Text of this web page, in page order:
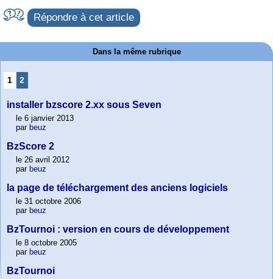
Répondre à cet article
Dans la même rubrique
1 2
installer bzscore 2.xx sous Seven
le 6 janvier 2013
par beuz
BzScore 2
le 26 avril 2012
par beuz
la page de téléchargement des anciens logiciels
le 31 octobre 2006
par beuz
BzTournoi : version en cours de développement
le 8 octobre 2005
par beuz
BzTournoi